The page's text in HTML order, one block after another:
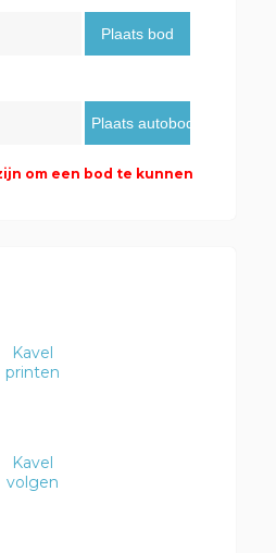
om een bod te kunnen
Kavel
printen
Kavel
volgen